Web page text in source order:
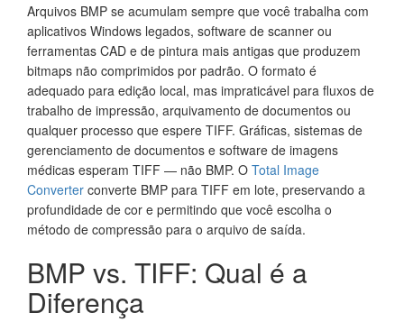
Arquivos BMP se acumulam sempre que você trabalha com
aplicativos Windows legados, software de scanner ou
ferramentas CAD e de pintura mais antigas que produzem
bitmaps não comprimidos por padrão. O formato é
adequado para edição local, mas impraticável para fluxos de
trabalho de impressão, arquivamento de documentos ou
qualquer processo que espere TIFF. Gráficas, sistemas de
gerenciamento de documentos e software de imagens
médicas esperam TIFF — não BMP. O Total Image
Converter converte BMP para TIFF em lote, preservando a
profundidade de cor e permitindo que você escolha o
método de compressão para o arquivo de saída.
BMP vs. TIFF: Qual é a
Diferença